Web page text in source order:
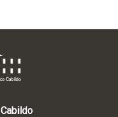
Cabildo